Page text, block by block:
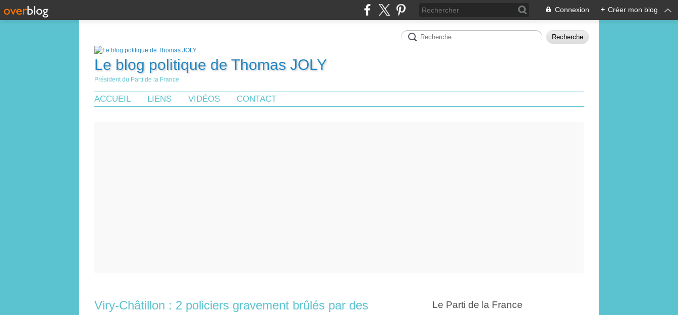
Connexion + Créer mon blog
Le blog politique de Thomas JOLY
Président du Parti de la France
ACCUEIL LIENS VIDÉOS CONTACT
Viry-Châtillon : 2 policiers gravement brûlés par des
Le Parti de la France